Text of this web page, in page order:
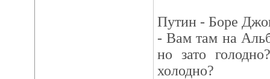
Путин - Боре
- Вам там на
но зато
холодно?